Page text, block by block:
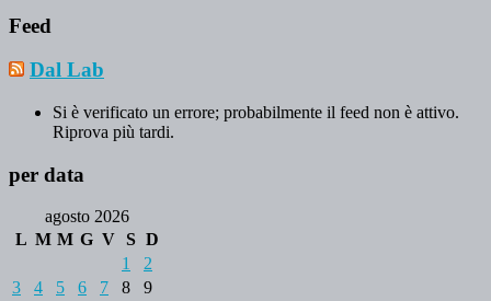
Feed
Dal Lab
Si è verificato un errore; probabilmente il feed non è attivo.
Riprova più tardi.
per data
agosto 2026
L M M G V S D
1
2
3
4 5 6 7 8
9